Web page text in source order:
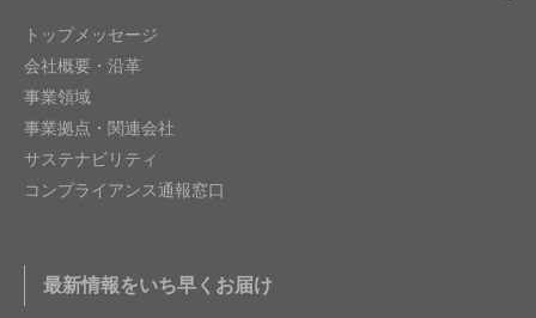
トップメッセージ
会社概要・沿革
事業領域
事業拠点・関連会社
サステナビリティ
コンプライアンス通報窓口
最新情報をいち早くお届け